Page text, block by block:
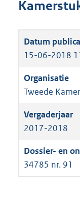
15-06-2018
Tweede
2017-2018
34785 nr. 91